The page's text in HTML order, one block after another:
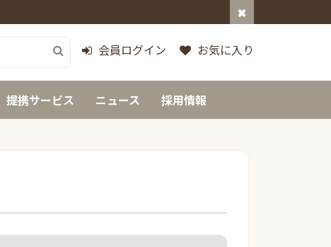
会員ログイン お気に入り
提携サービス ニュース 採用情報